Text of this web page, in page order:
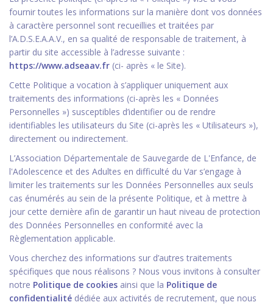
fournir toutes les informations sur la manière dont vos données
à caractère personnel sont recueillies et traitées par
l’A.D.S.E.A.A.V., en sa qualité de responsable de traitement, à
partir du site accessible à l’adresse suivante :
https://www.adseaav.fr (ci- après « le Site).
Cette Politique a vocation à s’appliquer uniquement aux
traitements des informations (ci-après les « Données
Personnelles ») susceptibles d’identifier ou de rendre
identifiables les utilisateurs du Site (ci-après les « Utilisateurs »),
directement ou indirectement.
L’Association Départementale de Sauvegarde de L'Enfance, de
l'Adolescence et des Adultes en difficulté du Var s’engage à
limiter les traitements sur les Données Personnelles aux seuls
cas énumérés au sein de la présente Politique, et à mettre à
jour cette dernière afin de garantir un haut niveau de protection
des Données Personnelles en conformité avec la
Règlementation applicable.
Vous cherchez des informations sur d’autres traitements
spécifiques que nous réalisons ? Nous vous invitons à consulter
notre Politique de cookies ainsi que la Politique de
confidentialité dédiée aux activités de recrutement, que nous